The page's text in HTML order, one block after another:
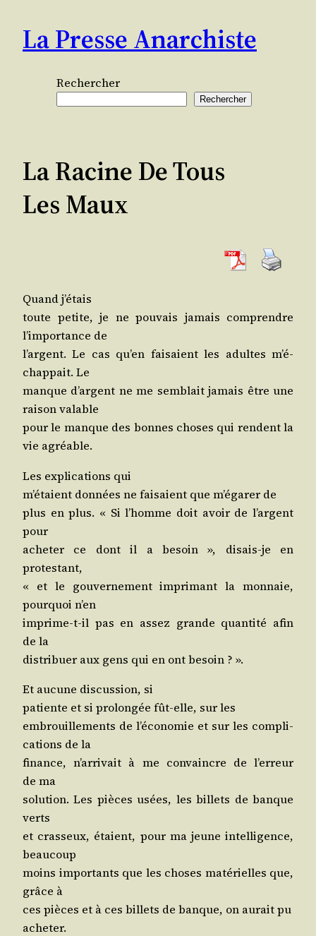
contenu
La Presse Anarchiste
Rechercher
Rechercher
La Racine De Tous
Les Maux
Quand j’étais
toute petite, je ne pou­vais jamais com­prendre
l’im­por­tance de
l’argent. Le cas qu’en fai­saient les adultes m’é­
chap­pait. Le
manque d’argent ne me sem­blait jamais être une
rai­son valable
pour le manque des bonnes choses qui rendent la
vie agréable.
Les expli­ca­tions qui
m’é­taient don­nées ne fai­saient que m’é­ga­rer de
plus en plus. « Si l’homme doit avoir de l’argent
pour
ache­ter ce dont il a besoin », disais-je en
protestant,
« et le gou­ver­ne­ment impri­mant la mon­naie,
pour­quoi n’en
imprime-t-il pas en assez grande quan­ti­té afin
de la
dis­tri­buer aux gens qui en ont besoin ? ».
Et aucune dis­cus­sion, si
patiente et si pro­lon­gée fût-elle, sur les
embrouille­ments de l’é­co­no­mie et sur les com­pli­
ca­tions de la
finance, n’ar­ri­vait à me convaincre de l’er­reur
de ma
solu­tion. Les pièces usées, les billets de banque
verts
et cras­seux, étaient, pour ma jeune intel­li­gence,
beaucoup
moins impor­tants que les choses maté­rielles que,
grâce à
ces pièces et à ces billets de banque, on aurait pu
acheter.